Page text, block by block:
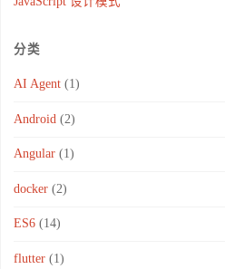
分类
AI Agent(1)
Android (2)
Angular(1)
docker(2)
ES6(14)
flutter(1)